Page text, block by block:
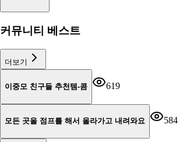
커뮤니티 베스트
더보기
이중모 친구들 추천템-콤 619
모든 곳을 점프를 해서 올라가고 내려와요 584